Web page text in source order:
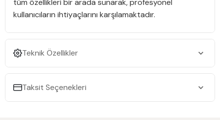
tüm özellikleri bir arada sunarak, profesyonel
kullanıcıların ihtiyaçlarını karşılamaktadır.
Teknik Özellikler
Taksit Seçenekleri